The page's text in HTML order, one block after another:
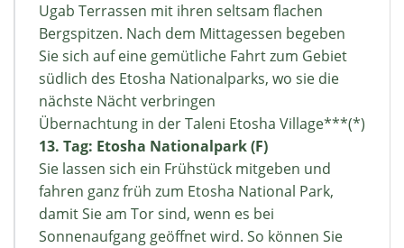
Ugab Terrassen mit ihren seltsam flachen
Bergspitzen. Nach dem Mittagessen begeben
Sie sich auf eine gemütliche Fahrt zum Gebiet
südlich des Etosha Nationalparks, wo sie die
nächste Nächt verbringen
Übernachtung in der Taleni Etosha Village***(*)
13. Tag: Etosha Nationalpark (F)
Sie lassen sich ein Frühstück mitgeben und
fahren ganz früh zum Etosha National Park,
damit Sie am Tor sind, wenn es bei
Sonnenaufgang geöffnet wird. So können Sie